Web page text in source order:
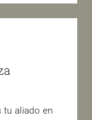
aliado en